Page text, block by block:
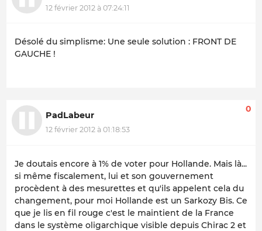
12 février 2012 à 07:24:11
Désolé du simplisme: Une seule solution : FRONT DE
GAUCHE !
PadLabeur
12 février 2012 à 01:18:53
0
Je doutais encore à 1% de voter pour Hollande. Mais là...
si même fiscalement, lui et son gouvernement
procèdent à des mesurettes et qu'ils appelent cela du
changement, pour moi Hollande est un Sarkozy Bis. Ce
que je lis en fil rouge c'est le maintient de la France
dans le système oligarchique visible depuis Chirac 2 et